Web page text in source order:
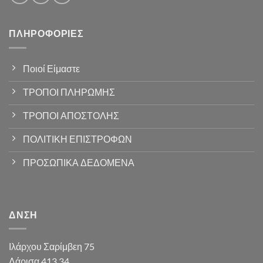
ΠΛΗΡΟΦΟΡΊΕΣ
Ποιοί Είμαστε
ΤΡΟΠΟΙ ΠΛΗΡΩΜΗΣ
ΤΡΟΠΟΙ ΑΠΟΣΤΟΛΗΣ
ΠΟΛΙΤΙΚΗ ΕΠΙΣΤΡΟΦΩΝ
ΠΡΟΣΩΠΙΚΑ ΔΕΔΟΜΕΝΑ
ΔΝΣΗ
Ιλάρχου Σαρίμβεη 75